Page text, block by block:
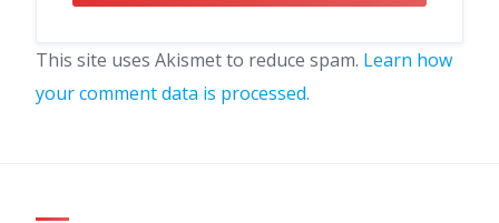
This site uses Akismet to reduce spam. Learn how
your comment data is processed.